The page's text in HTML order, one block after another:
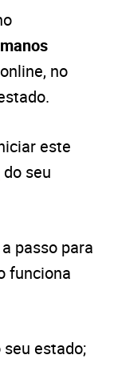
no
este
do seu
passo para
funciona
seu estado;